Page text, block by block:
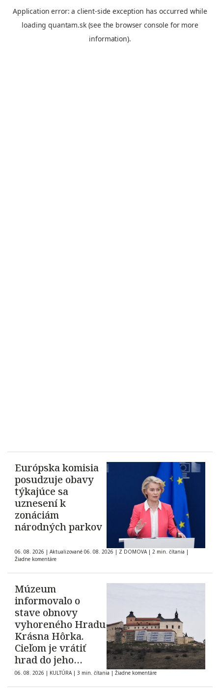
Európska komisia
posudzuje obavy
týkajúce sa
uznesení k
zonáciám
národných parkov
06. 08. 2026 | Aktualizované 06. 08. 2026 | Z DOMOVA | 2 min. čítania |
Žiadne komentáre
Múzeum
informovalo o
stave obnovy
vyhoreného Hradu
Krásna Hôrka.
Cieľom je vrátiť
hrad do jeho
pôvodnej podoby z
roku 1903
06. 08. 2026 | KULTÚRA | 3 min. čítania | Žiadne komentáre